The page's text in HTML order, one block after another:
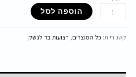
הוספה לסל
קטגוריות: כל המוצרים, רצועות בד לנשק